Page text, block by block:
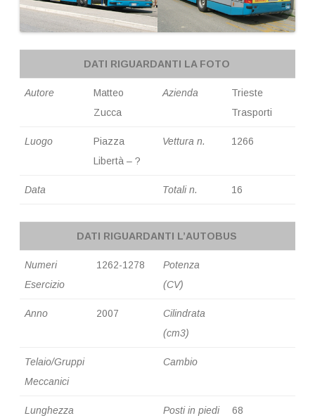
DATI RIGUARDANTI LA FOTO
Autore
Matteo
Zucca
Azienda
Trieste
Trasporti
Luogo
Piazza
Libertà – ?
Vettura n. 1266
Data Totali n. 16
DATI RIGUARDANTI L’AUTOBUS
Numeri
Esercizio
1262-1278
Potenza
(CV)
Anno 2007
Cilindrata
(cm3)
Telaio/Gruppi
Meccanici
Cambio
Lunghezza
Posti in piedi 68